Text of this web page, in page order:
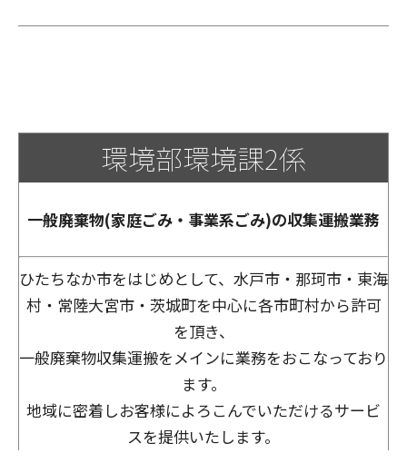
環境部環境課2係
一般廃棄物(家庭ごみ・事業系ごみ)の収集運搬業務
ひたちなか市をはじめとして、水戸市・那珂市・東海
村・常陸大宮市・茨城町を中心に各市町村から許可
を頂き、
一般廃棄物収集運搬をメインに業務をおこなっており
ます。
地域に密着しお客様によろこんでいただけるサービ
スを提供いたします。